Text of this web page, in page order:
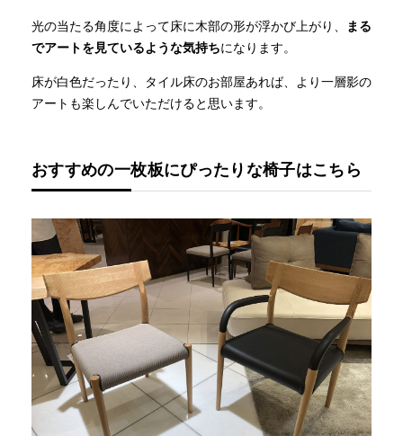
光の当たる角度によって床に木部の形が浮かび上がり、
まる
でアートを見ているような気持ちになります。
床が白色だったり、タイル床のお部屋あれば、より一層影の
アートも楽しんでいただけると思います。
おすすめの一枚板にぴったりな椅子はこちら